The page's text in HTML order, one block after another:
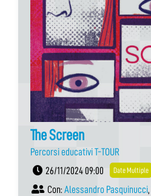
The Screen
Percorsi educativi T-TOUR
26/11/2024 09:00
Date Multiple
Con: Alessandro Pasquinucci,